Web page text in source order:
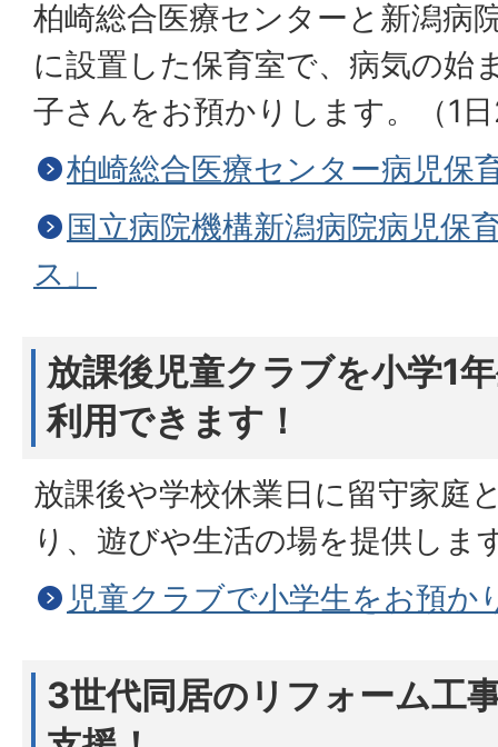
柏崎総合医療センターと新潟病
に設置した保育室で、病気の始
子さんをお預かりします。（1
柏崎総合医療センター病児保
国立病院機構新潟病院病児保
ス」
放課後児童クラブを小学1
利用できます！
放課後や学校休業日に留守家庭
り、遊びや生活の場を提供しま
児童クラブで小学生をお預か
3世代同居のリフォーム工